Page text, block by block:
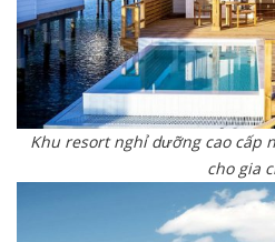
Khu resort nghỉ dưỡng cao cấp
cho gia